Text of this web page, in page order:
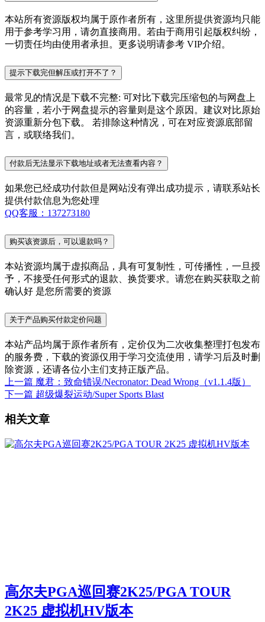
本站所有资源版权均属于原作者所有，这里所提供资源均只能
用于参考学习用，请勿直接商用。若由于商用引起版权纠纷，
一切责任均由使用者承担。更多说明请参考 VIP介绍。
提示下载完但解压或打开不了？
最常见的情况是下载不完整: 可对比下载完压缩包的与网盘上
的容量，若小于网盘提示的容量则是这个原因。建议对比原始
资源重新分包下载。 若排除这种情况，可在对应资源底部留
言，或联络我们。
付款后无法显示下载地址或者无法查看内容？
如果您已经成功付款但是网站没有弹出成功提示，请联系站长
提供付款信息为您处理
QQ客服：137273180
购买该资源后，可以退款吗？
本站资源均属于虚拟商品，具有可复制性，可传播性，一旦授
予，不接受任何形式的退款、换货要求。请您在购买获取之前
确认好 是您所需要的资源
关于产品购买付款定价问题
本站产品均属于原作者所有，定价仅为二次收集整理打包发布
的服务费，下载的资源仅用于学习交流使用，请学习后及时删
除资源，还请各位小主们支持正版产品。
上一篇 魔君：致命错误/Necronator: Dead Wrong（v1.1.4版）
下一篇 超级爆裂运动/Super Sports Blast
相关文章
高尔夫PGA巡回赛2K25/PGA TOUR
2K25 虚拟机HV版本